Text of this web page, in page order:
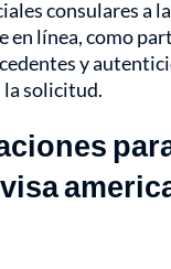
consulares a
en línea, como
y
la solicitud.